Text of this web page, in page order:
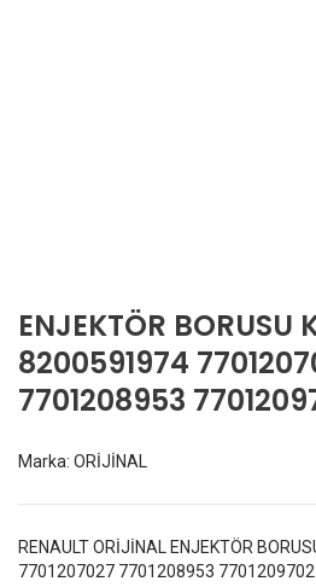
ENJEKTÖR BORUSU
8200591974
7701208953
Marka: ORİJİNAL
RENAULT ORİJİNAL ENJEKTÖR
7701207027 7701208953 7701209702